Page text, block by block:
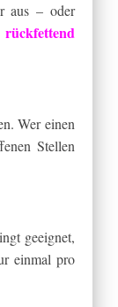
aus – oder
rückfettend
Wer einen
Stellen
geeignet,
einmal pro